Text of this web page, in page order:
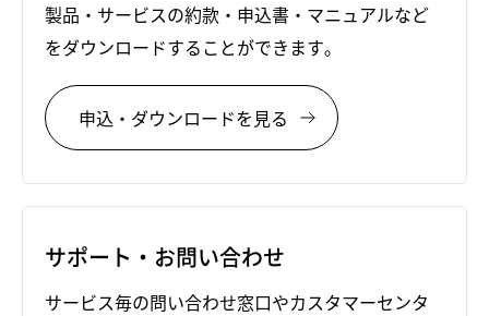
製品・サービスの約款・申込書・マニュアルなど
をダウンロードすることができます。
申込・ダウンロードを見る
サポート・お問い合わせ
サービス毎の問い合わせ窓口やカスタマーセンタ